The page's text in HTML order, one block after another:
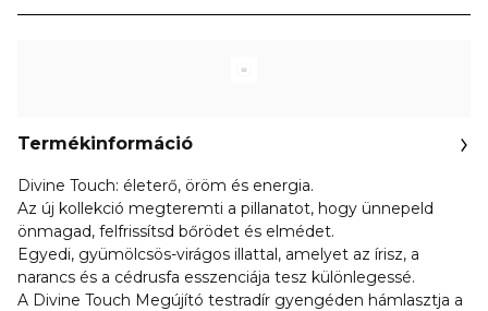
Termékinformáció
Divine Touch: életerő, öröm és energia.
Az új kollekció megteremti a pillanatot, hogy ünnepeld
önmagad, felfrissítsd bőrödet és elmédet.
Egyedi, gyümölcsös-virágos illattal, amelyet az írisz, a
narancs és a cédrusfa esszenciája tesz különlegessé.
A Divine Touch Megújító testradír gyengéden hámlasztja a